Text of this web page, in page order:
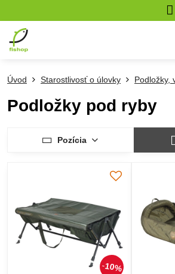
Úvod Starostlivosť o úlovky Podložky,
Podložky pod ryby
Pozícia
10%